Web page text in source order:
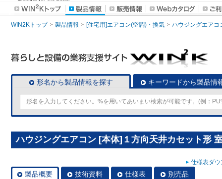
WIN2Kトップ 製品情報 [住宅用]エアコン(空調)・換気 ハウジングエアコ
形名から製品情報を探す キーワードから製品情
ハウジングエアコン [本体]１方向天井カセット形
仕様表ダ
製品概要 技術資料 仕様表 別売品